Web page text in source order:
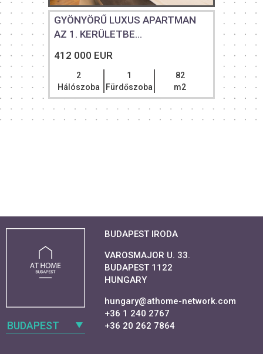
GYÖNYÖRŰ LUXUS APARTMAN
AZ 1. KERÜLETBE...
412 000 EUR
2
Hálószoba
1
Fürdőszoba
82
m2
BUDAPEST
BUDAPEST IRODA
VAROSMAJOR U. 33.
BUDAPEST 1122
HUNGARY
hungary@athome-network.com
+36 1 240 2767
+36 20 262 7864